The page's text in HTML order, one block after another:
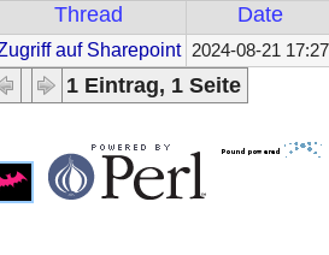
Thread Date
auf Sharepoint 2024-08-21 17:27
1 Eintrag, 1 Seite